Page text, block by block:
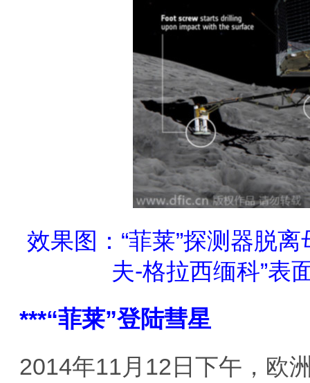
效果图：“菲莱”探测器脱
夫-格拉西缅科”表
***“菲莱”登陆彗星
2014年11月12日下午，欧